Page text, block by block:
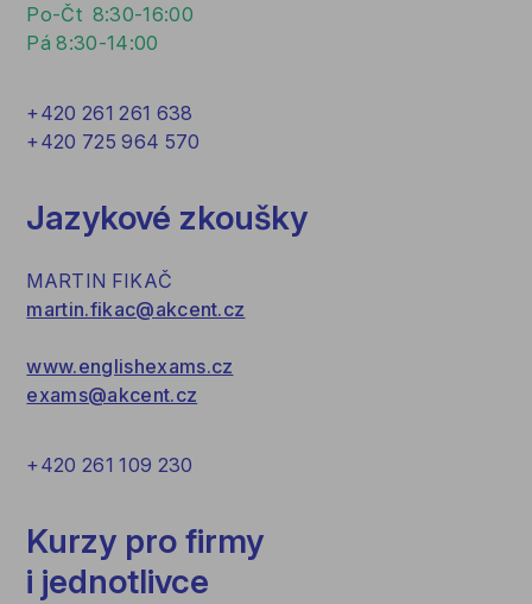
Po-Čt 8:30-16:00
Pá 8:30-14:00
+420 261 261 638
+420 725 964 570
Jazykové zkoušky
MARTIN FIKAČ
martin.fikac@akcent.cz
www.englishexams.cz
exams@akcent.cz
+420 261 109 230
Kurzy pro firmy
i jednotlivce